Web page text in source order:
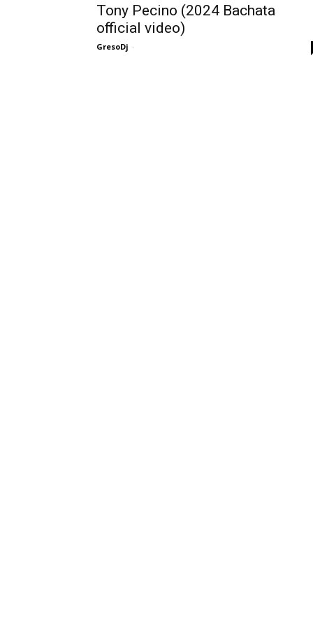
Tony Pecino (2024 Bachata
official video)
GresoDj -